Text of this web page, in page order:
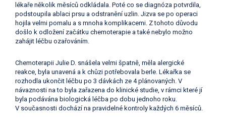
lékaře několik měsíců odkládala. Poté co se diagnóza potvrdila,
podstoupila ablaci prsu a odstranění uzlin. Jizva se po operaci
hojila velmi pomalu a s mnoha komplikacemi. Z tohoto důvodu
došlo k odložení začátku chemoterapie a také nebylo možno
zahájit léčbu ozařováním.
Chemoterapii Julie D. snášela velmi špatně, měla alergické
reakce, byla unavená a k chůzi potřebovala berle. Lékařka se
rozhodla ukončit léčbu po 3 dávkách ze 4 plánovaných. V
návaznosti na to byla zařazena do klinické studie, v rámci které jí
byla podávána biologická léčba po dobu jednoho roku.
V současnosti dochází na pravidelné kontroly každých 6 měsíců.